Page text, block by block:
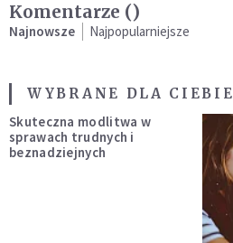
Komentarze ()
Najnowsze Najpopularniejsze
WYBRANE DLA CIEBIE
Skuteczna modlitwa w
sprawach trudnych i
beznadziejnych